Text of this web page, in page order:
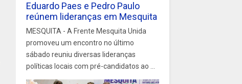
Eduardo Paes e Pedro Paulo
reúnem lideranças em Mesquita
MESQUITA - A Frente Mesquita Unida
promoveu um encontro no último
sábado reuniu diversas lideranças
políticas locais com pré-candidatos ao ...